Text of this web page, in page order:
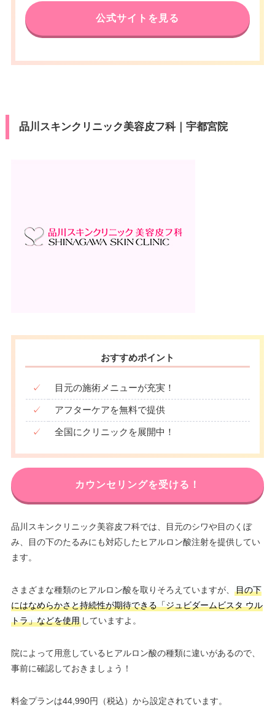
公式サイトを見る
品川スキンクリニック美容皮フ科｜宇都宮院
おすすめポイント
✓ 目元の施術メニューが充実！
✓ アフターケアを無料で提供
✓ 全国にクリニックを展開中！
カウンセリングを受ける！
品川スキンクリニック美容皮フ科では、目元のシワや目のくぼ
み、目の下のたるみにも対応したヒアルロン酸注射を提供してい
ます。
さまざまな種類のヒアルロン酸を取りそろえていますが、
目の下
にはなめらかさと持続性が期待できる「ジュビダームビスタ ウル
トラ」などを使用していますよ。
院によって用意しているヒアルロン酸の種類に違いがあるので、
事前に確認しておきましょう！
料金プランは44,990円（税込）から設定されています。